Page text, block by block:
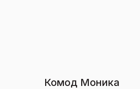
Комод Моника